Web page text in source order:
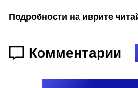
Подробности на иврите
Комментарии